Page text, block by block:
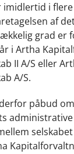
imidlertid i
af
grad er
i Artha
II A/S eller
A/S.
påbud